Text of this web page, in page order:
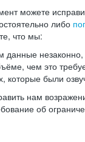
можете
либо
что мы:
данные незаконно,
чем это
которые были
нам
об